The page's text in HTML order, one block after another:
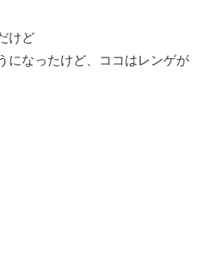
けど
になったけど、ココはレンゲが